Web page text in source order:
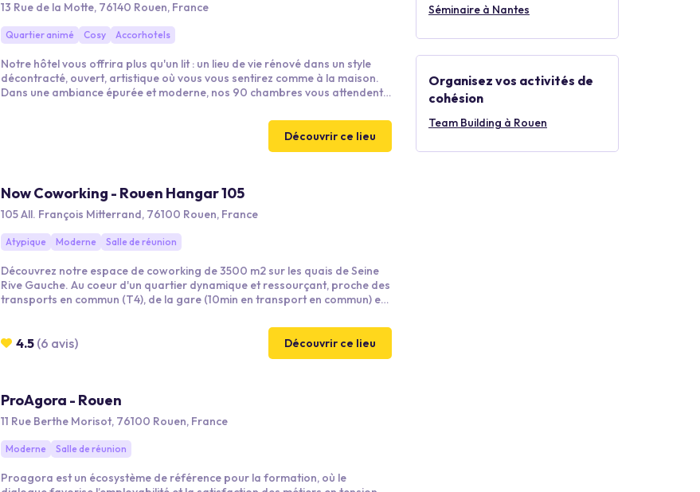
Séminaire à Nantes
Organisez vos activités de
cohésion
Team Building à Rouen
13 Rue de la Motte, 76140 Rouen, France
Quartier animé Cosy Accorhotels
Notre hôtel vous offrira plus qu'un lit : un lieu de vie rénové dans un style
décontracté, ouvert, artistique où vous vous sentirez comme à la maison.
Dans une ambiance épurée et moderne, nos 90 chambres vous attendent
moments de détente, nous avons pensé à tout : un bar aux saveurs locales,
une cuisine fait-maison et une offre snacking à déguster en chambre 24 h.
Découvrir ce lieu
Now Coworking - Rouen Hangar 105
105 All. François Mitterrand, 76100 Rouen, France
Atypique Moderne Salle de réunion
Découvrez notre espace de coworking de 3500 m2 sur les quais de Seine
Rive Gauche. Au coeur d'un quartier dynamique et ressourçant, proche des
transports en commun (T4), de la gare (10min en transport en commun) et
4.5 (6 avis) Découvrir ce lieu
ProAgora - Rouen
11 Rue Berthe Morisot, 76100 Rouen, France
Moderne Salle de réunion
Proagora est un écosystème de référence pour la formation, où le